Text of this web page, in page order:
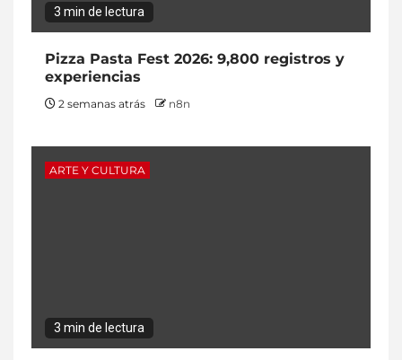
3 min de lectura
Pizza Pasta Fest 2026: 9,800 registros y
experiencias
2 semanas atrás n8n
ARTE Y CULTURA
3 min de lectura